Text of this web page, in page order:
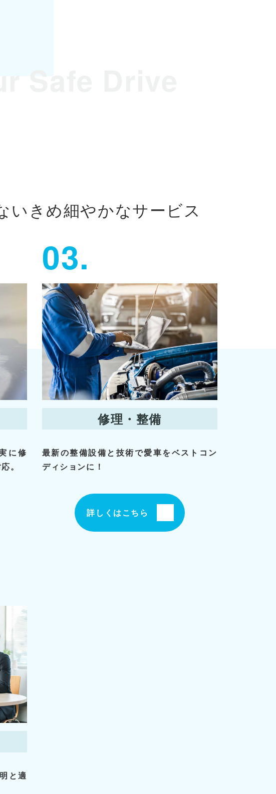
いきめ細やかなサービス
に修
。
03.
修理・整備
最新の整備設備と技術で愛車をベストコン
ディションに！
詳しくはこちら
と適